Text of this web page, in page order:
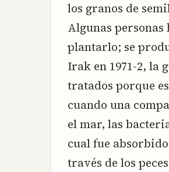
los granos de
Algunas
plantarlo; se
Irak en 1971-2, la
tratados porque
cuando una
el mar, las
cual fue
través de los